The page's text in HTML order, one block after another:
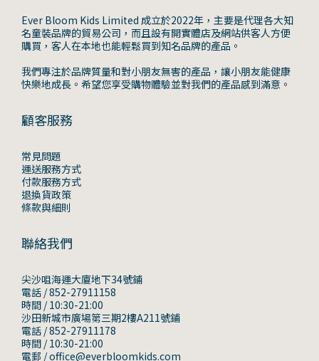
Ever Bloom Kids Limited 成立於2022年，主要是代理各大知
名童裝品牌的貿易公司，而且設有開實體店及網站供客人方便
購買，客人在本地也能輕鬆買到知名品牌的產品。
我們專注於品牌質量和對小朋友無害的產品，讓小朋友能健康
快樂地成長。希望您享受購物體驗並對我們的產品感到滿意。
顧客服務
常見問題
運送服務方式
付款服務方式
退換貨政策
條款與細則
聯絡我們
尖沙咀海運大廈地下34號鋪
電話 / 852-27911158
時間 / 10:30-21:00
沙田新城市廣場第三期2樓A211號鋪
電話 / 852-27911178
時間 / 10:30-21:00
電郵 / office@everbloomkids.com